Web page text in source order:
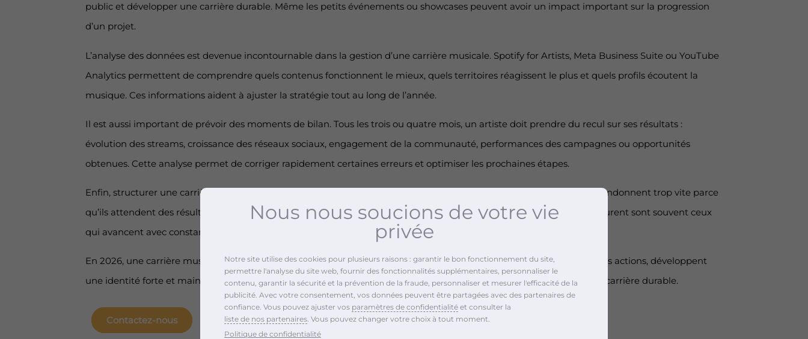
public et développer une carrière durable. Même les petits événements ou showcases peuvent avoir un impact important sur la progression
d’un projet.
L’analyse des données est devenue incontournable dans la gestion d’une carrière musicale. Spotify for Artists, Meta Business Suite ou YouTube
Analytics permettent de comprendre quels contenus fonctionnent le mieux, quels territoires réagissent le plus et quels profils écoutent la
musique. Ces informations aident à ajuster la stratégie tout au long de l’année.
Il est aussi important de prévoir des moments de bilan. Tous les trois ou quatre mois, un artiste doit prendre du recul sur ses résultats :
évolution des streams, croissance des réseaux sociaux, engagement de la communauté, performances des campagnes ou opportunités
obtenues. Cette analyse permet de corriger rapidement certaines erreurs et optimiser les prochaines étapes.
Enfin, structurer une carrière musicale sur un an demande de la patience et de la régularité. Beaucoup d’artistes abandonnent trop vite parce
qu’ils attendent des résultats immédiats. Pourtant, construire une audience solide prend du temps. Les projets qui durent sont souvent ceux
qui avancent avec constance, stratégie et cohérence.
En 2026, une carrière musicale se construit comme un véritable projet entrepreneurial. Les artistes qui planifient leurs actions, développent
une identité forte et maintiennent une présence régulière maximisent leurs chances de transformer leur passion en carrière durable.
Contactez-nous
Nous nous soucions de votre vie
privée
Notre site utilise des cookies pour plusieurs raisons : garantir le bon fonctionnement du site,
permettre l'analyse du site web, fournir des fonctionnalités supplémentaires, personnaliser le
contenu, garantir la sécurité et la prévention de la fraude, personnaliser et mesurer l'efficacité de la
publicité. Avec votre consentement, vos données peuvent être partagées avec des partenaires de
confiance. Vous pouvez ajuster vos paramètres de confidentialité et consulter la
liste de nos partenaires . Vous pouvez changer votre choix à tout moment.
Politique de confidentialité